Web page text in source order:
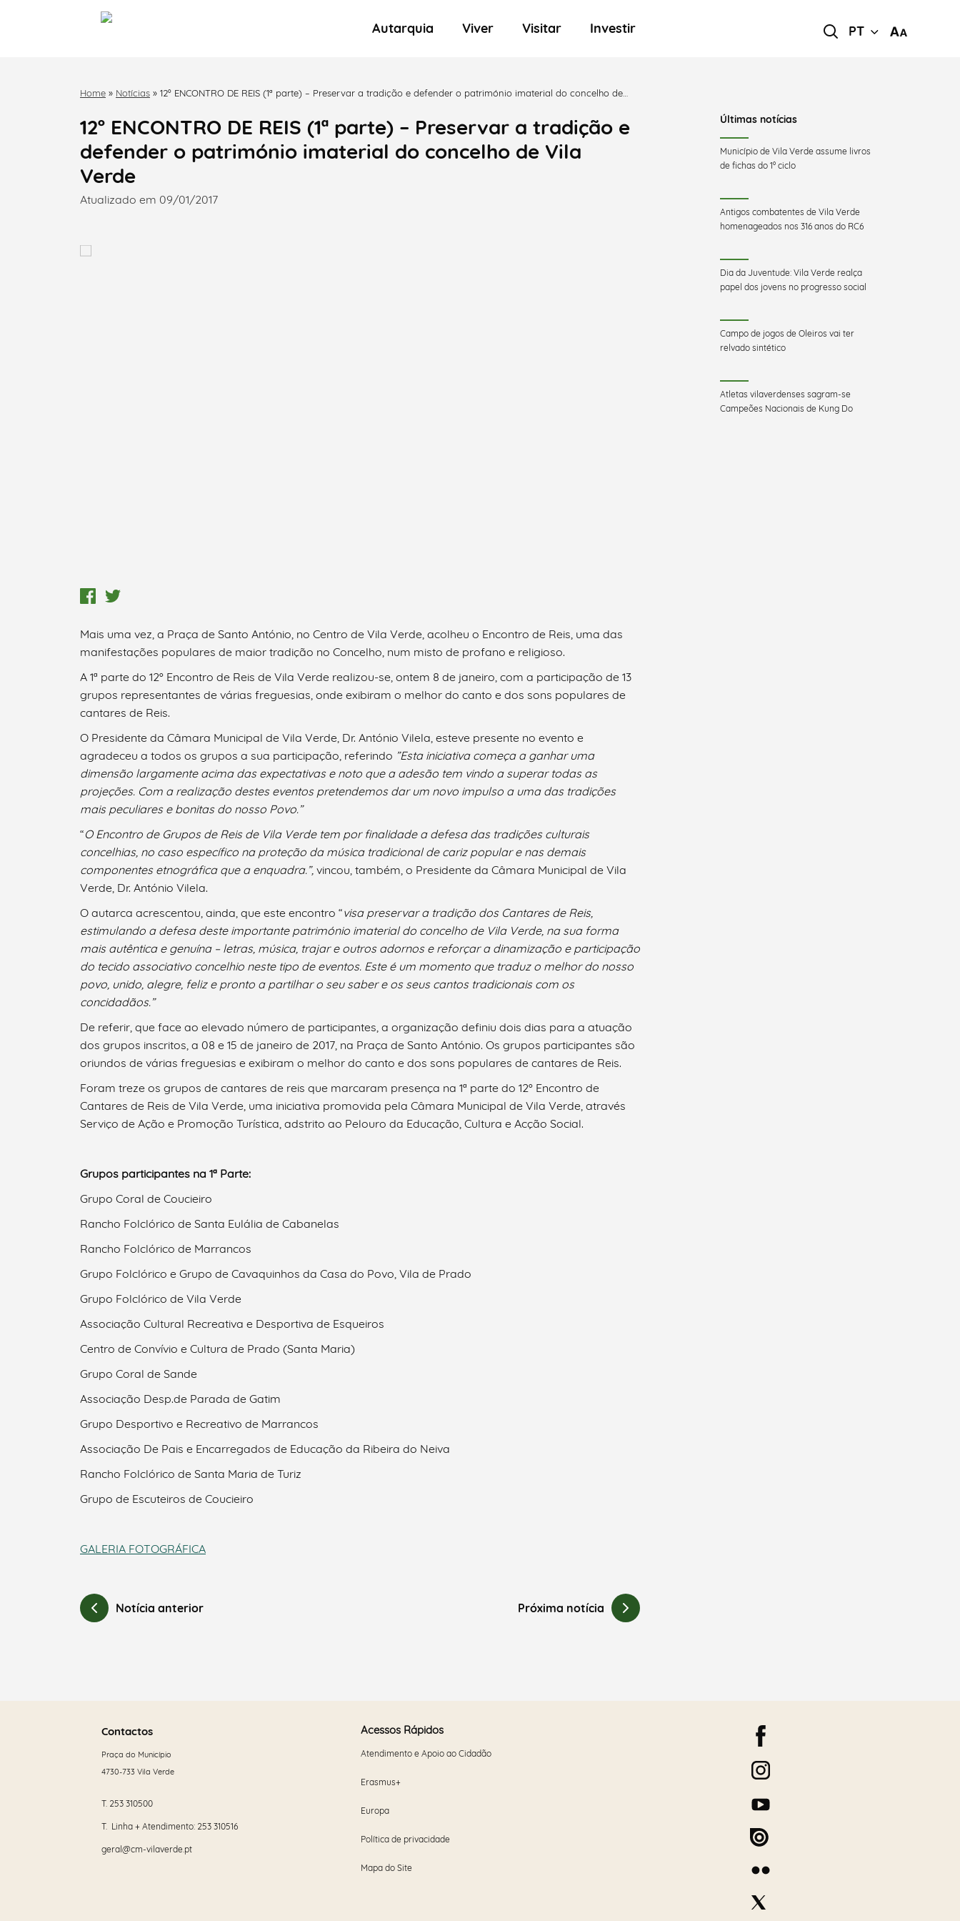
Autarquia Viver Visitar Investir PT
Termo de Pesquisa
Categorias gerais
Home » Notícias » 12º ENCONTRO DE REIS (1ª parte) – Preservar a tradição e defender o património imaterial do concelho de
12º ENCONTRO DE REIS (1ª parte) – Preservar a tradição e
defender o património imaterial do concelho de Vila
Verde
Atualizado em 09/01/2017
Mais uma vez, a Praça de Santo António, no Centro de Vila Verde, acolheu o Encontro de Reis, uma das
manifestações populares de maior tradição no Concelho, num misto de profano e religioso.
A 1ª parte do 12º Encontro de Reis de Vila Verde realizou-se, ontem 8 de janeiro, com a participação de 13
grupos representantes de várias freguesias, onde exibiram o melhor do canto e dos sons populares de
cantares de Reis.
O Presidente da Câmara Municipal de Vila Verde, Dr. António Vilela, esteve presente no evento e
agradeceu a todos os grupos a sua participação, referindo ”Esta iniciativa começa a ganhar uma
dimensão largamente acima das expectativas e noto que a adesão tem vindo a superar todas as
projeções. Com a realização destes eventos pretendemos dar um novo impulso a uma das tradições
mais peculiares e bonitas do nosso Povo.”
“O Encontro de Grupos de Reis de Vila Verde tem por finalidade a defesa das tradições culturais
concelhias, no caso específico na proteção da música tradicional de cariz popular e nas demais
componentes etnográfica que a enquadra.”, vincou, também, o Presidente da Câmara Municipal de Vila
Verde, Dr. António Vilela.
O autarca acrescentou, ainda, que este encontro “visa preservar a tradição dos Cantares de Reis,
estimulando a defesa deste importante património imaterial do concelho de Vila Verde, na sua forma
mais autêntica e genuína – letras, música, trajar e outros adornos e reforçar a dinamização e participação
do tecido associativo concelhio neste tipo de eventos. Este éum momento que traduz o melhor do nosso
povo, unido, alegre, feliz e pronto a partilhar o seu saber e os seus cantos tradicionais com os
concidadãos.”
De referir, que face ao elevado número de participantes, a organização definiu dois dias para a atuação
dos grupos inscritos, a 08 e 15 de janeiro de 2017, na Praça de Santo António. Os grupos participantes são
oriundos de várias freguesias e exibiram o melhor do canto e dos sons populares de cantares de Reis.
Foram treze os grupos de cantares de reis que marcaram presença na 1ª parte do 12º Encontro de
Cantares de Reis de Vila Verde, uma iniciativa promovida pela Câmara Municipal de Vila Verde, através
Serviço de Ação e Promoção Turística, adstrito ao Pelouro da Educação, Cultura e Acção Social.
Grupos participantes na 1ª Parte:
Grupo Coral de Coucieiro
Rancho Folclórico de Santa Eulália de Cabanelas
Rancho Folclórico de Marrancos
Grupo Folclórico e Grupo de Cavaquinhos da Casa do Povo, Vila de Prado
Grupo Folclórico de Vila Verde
Associação Cultural Recreativa e Desportiva de Esqueiros
Centro de Convívio e Cultura de Prado (Santa Maria)
Grupo Coral de Sande
Associação Desp.de Parada de Gatim
Grupo Desportivo e Recreativo de Marrancos
Associação De Pais e Encarregados de Educação da Ribeira do Neiva
Rancho Folclórico de Santa Maria de Turiz
Grupo de Escuteiros de Coucieiro
GALERIA FOTOGRÁFICA
Notícia anterior Próxima notícia
Últimas notícias
Município de Vila Verde assume livros
de fichas do 1º ciclo
Antigos combatentes de Vila Verde
homenageados nos 316 anos do RC6
Dia da Juventude: Vila Verde realça
papel dos jovens no progresso social
Campo de jogos de Oleiros vai ter
relvado sintético
Atletas vilaverdenses sagram-se
Campeões Nacionais de Kung Do
Contactos
Praça do Município
4730-733 Vila Verde
T. 253 310500
T. Linha + Atendimento: 253 310516
geral@cm-vilaverde.pt
Acessos Rápidos
Atendimento e Apoio ao Cidadão
Erasmus+
Europa
Política de privacidade
Mapa do Site